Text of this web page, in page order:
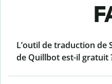
L’outil de traduction de
de Quillbot est-il gratuit